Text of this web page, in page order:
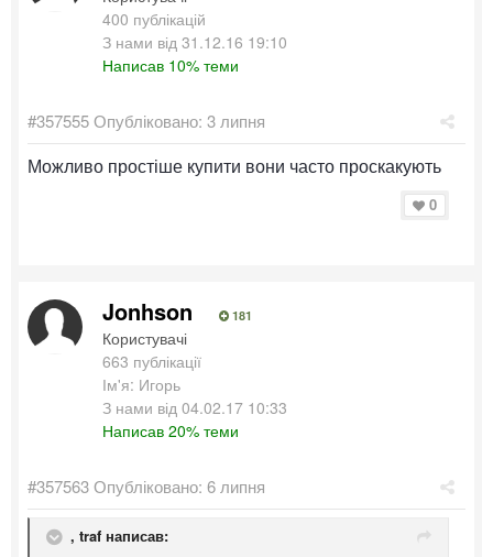
400 публікацій
З нами від 31.12.16 19:10
Написав 10% теми
#357555Опубліковано: 3 липня
Можливо простіше купити вони часто проскакують
0
Jonhson 181
Користувачі
663 публікації
Ім'я: Игорь
З нами від 04.02.17 10:33
Написав 20% теми
#357563Опубліковано: 6 липня
, traf написав: